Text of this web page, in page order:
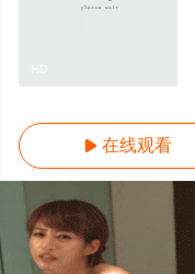
 在线观看